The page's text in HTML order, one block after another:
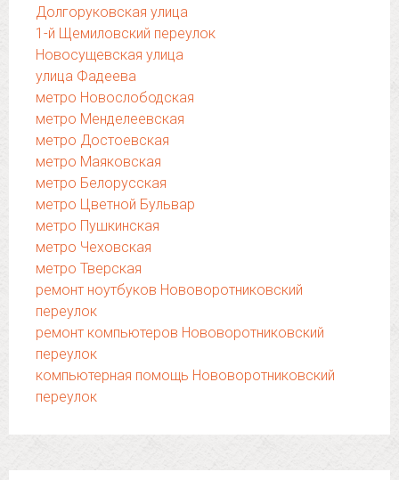
Долгоруковская улица
1-й Щемиловский переулок
Новосущевская улица
улица Фадеева
метро Новослободская
метро Менделеевская
метро Достоевская
метро Маяковская
метро Белорусская
метро Цветной Бульвар
метро Пушкинская
метро Чеховская
метро Тверская
ремонт ноутбуков Нововоротниковский
переулок
ремонт компьютеров Нововоротниковский
переулок
компьютерная помощь Нововоротниковский
переулок